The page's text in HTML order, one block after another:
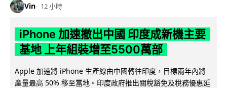
Vin 12 小時
iPhone 加速撤出中國 印度成新機主要
基地 上年組裝增至5500萬部
Apple 加速將 iPhone 生產線由中國轉往印度，目標兩年內將
產量最高 50% 移至當地。印度政府推出關稅豁免及稅務優惠延